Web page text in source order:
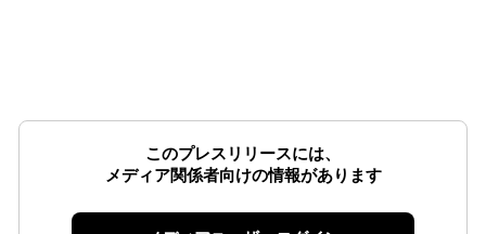
このプレスリリースには、
メディア関係者向けの情報があります